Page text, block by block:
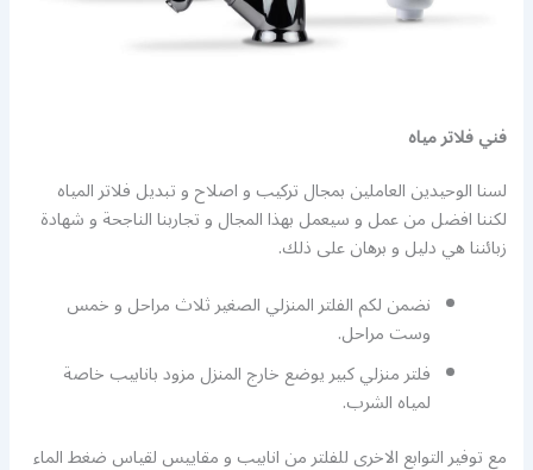
فني فلاتر مياه
لسنا الوحيدين العاملين بمجال تركيب و اصلاح و تبديل فلاتر المياه
لكننا افضل من عمل و سيعمل بهذا المجال و تجاربنا الناجحة و شهادة
زبائننا هي دليل و برهان على ذلك.
نضمن لكم الفلتر المنزلي الصغير ثلاث مراحل و خمس
وست مراحل.
فلتر منزلي كبير يوضع خارج المنزل مزود بانابيب خاصة
لمياه الشرب.
مع توفير التوابع الاخرى للفلتر من انابيب و مقاييس لقياس ضغط الماء